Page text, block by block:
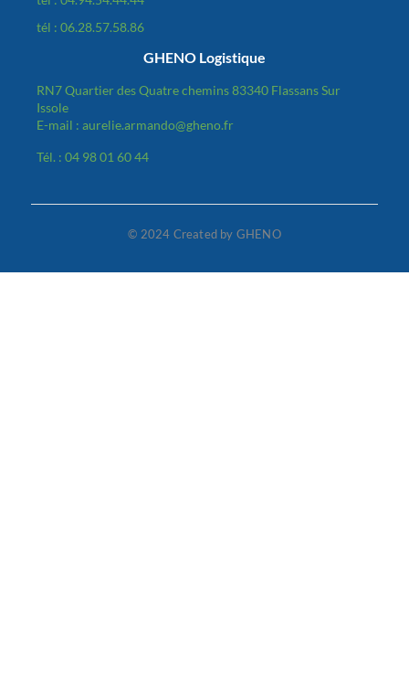
tél : 06.28.57.58.86
GHENO Logistique
RN7 Quartier des Quatre chemins 83340 Flassans Sur
Issole
E-mail : aurelie.armando@gheno.fr
Tél. : 04 98 01 60 44
© 2024 Created by GHENO